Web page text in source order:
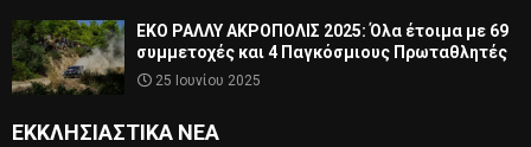
ΕΚΟ ΡΑΛΛΥ ΑΚΡΟΠΟΛΙΣ 2025: Όλα έτοιμα με 69
συμμετοχές και 4 Παγκόσμιους Πρωταθλητές
25 Ιουνίου 2025
ΕΚΚΛΗΣΙΑΣΤΙΚΆ ΝΈΑ